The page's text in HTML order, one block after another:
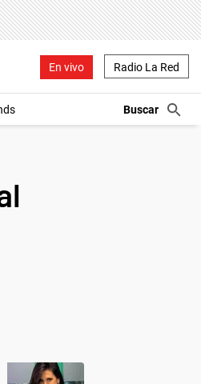
En vivo Radio La Red